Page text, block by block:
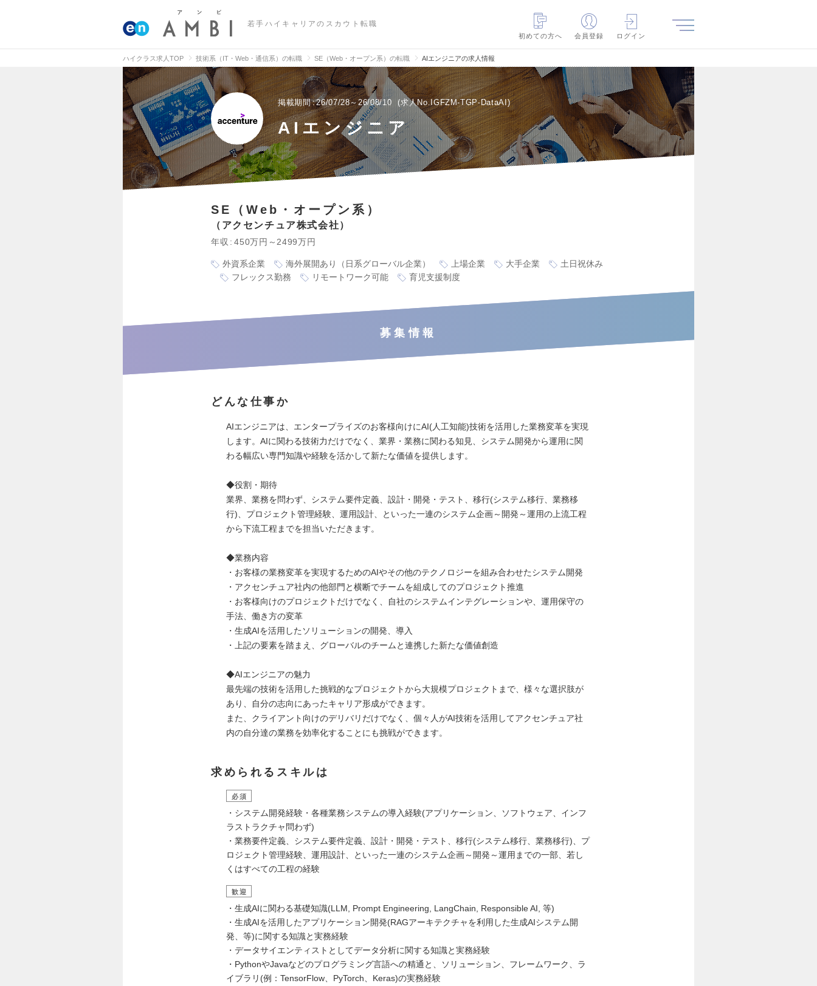
若手ハイキャリアのスカウト転職
初めての方へ
会員登録 ログイン
ハイクラス求人TOP 技術系（IT・Web・通信系）の転職 SE（Web・オープン系）の転職 AIエンジニアの求人情報
掲載期間 26/07/28～26/08/10 求人No.IGFZM-TGP-DataAI
AIエンジニア
SE（Web・オープン系）
アクセンチュア株式会社
年収 450万円～2499万円
外資系企業 海外展開あり（日系グローバル企業） 上場企業 大手企業
土日祝休み
フレックス勤務
リモートワーク可能 育児支援制度
募集情報
どんな仕事か
AIエンジニアは、エンタープライズのお客様向けにAI(人工知能)技術を活用した業務変革を実現
します。AIに関わる技術力だけでなく、業界・業務に関わる知見、システム開発から運用に関
わる幅広い専門知識や経験を活かして新たな価値を提供します。
◆役割・期待
業界、業務を問わず、システム要件定義、設計・開発・テスト、移行(システム移行、業務移
行)、プロジェクト管理経験、運用設計、といった一連のシステム企画～開発～運用の上流工程
から下流工程までを担当いただきます。
◆業務内容
・お客様の業務変革を実現するためのAIやその他のテクノロジーを組み合わせたシステム開発
・アクセンチュア社内の他部門と横断でチームを組成してのプロジェクト推進
・お客様向けのプロジェクトだけでなく、自社のシステムインテグレーションや、運用保守の
手法、働き方の変革
・生成AIを活用したソリューションの開発、導入
・上記の要素を踏まえ、グローバルのチームと連携した新たな価値創造
◆AIエンジニアの魅力
最先端の技術を活用した挑戦的なプロジェクトから大規模プロジェクトまで、様々な選択肢が
あり、自分の志向にあったキャリア形成ができます。
また、クライアント向けのデリバリだけでなく、個々人がAI技術を活用してアクセンチュア社
内の自分達の業務を効率化することにも挑戦ができます。
求められるスキルは
必須
・システム開発経験・各種業務システムの導入経験(アプリケーション、ソフトウェア、インフ
ラストラクチャ問わず)
・業務要件定義、システム要件定義、設計・開発・テスト、移行(システム移行、業務移行)、プ
ロジェクト管理経験、運用設計、といった一連のシステム企画～開発～運用までの一部、若し
くはすべての工程の経験
歓迎
・生成AIに関わる基礎知識(LLM, Prompt Engineering, LangChain, Responsible AI, 等)
・生成AIを活用したアプリケーション開発(RAGアーキテクチャを利用した生成AIシステム開
発、等)に関する知識と実務経験
・データサイエンティストとしてデータ分析に関する知識と実務経験
・PythonやJavaなどのプログラミング言語への精通と、ソリューション、フレームワーク、ラ
イブラリ(例：TensorFlow、PyTorch、Keras)の実務経験